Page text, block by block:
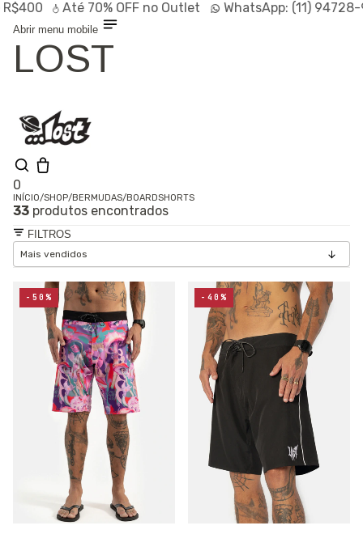
Até 70% OFFno Outlet WhatsApp:(11) 94728-9569
Abrir menu mobile
LOST
0
Olá, visitante
Entrar /
Cadastrar
Shop
Linhas
Especiais
SALE
INÍCIO/SHOP/BERMUDAS/BOARDSHORTS
33 produtos encontrados
FILTROS
-50% -40%